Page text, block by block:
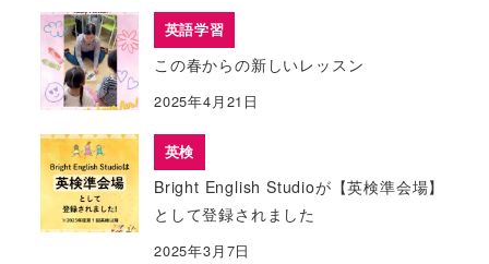
英語学習
この春からの新しいレッスン
2025年4月21日
英検
Bright English Studioが【英検準会場】
として登録されました
2025年3月7日